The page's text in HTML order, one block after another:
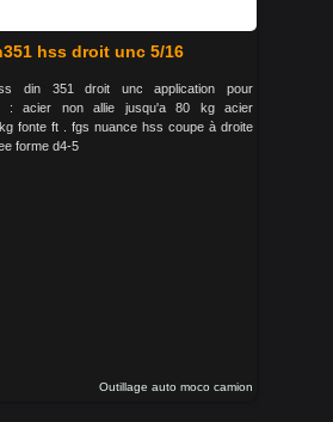
hss droit unc 5/16
din 351 droit unc application pour
: acier non allie jusqu'a 80 kg acier
fonte ft . fgs nuance hss coupe à droite
forme d4-5
Outillage auto moco camion